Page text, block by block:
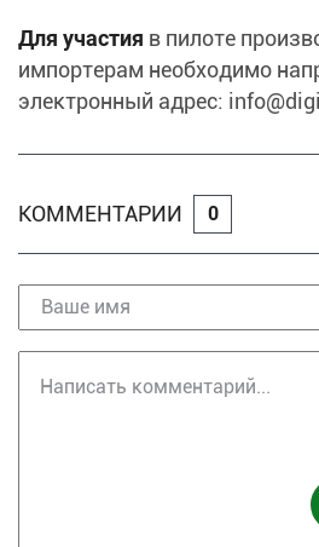
Для участия в пилоте
импортерам необходимо
электронный адрес:
КОММЕНТАРИИ 0